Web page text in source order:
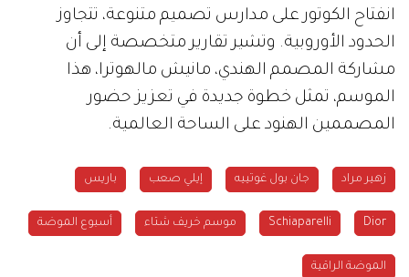
انفتاح الكوتور على مدارس تصميم متنوعة، تتجاوز
الحدود الأوروبية. وتشير تقارير متخصصة إلى أن
مشاركة المصمم الهندي، مانيش مالهوترا، هذا
الموسم، تمثل خطوة جديدة في تعزيز حضور
المصممين الهنود على الساحة العالمية.
زهير مراد جان بول غوتييه إيلي صعب باريس
Dior
Schiaparelli موسم خريف شتاء أسبوع الموضة
الموضة الراقية